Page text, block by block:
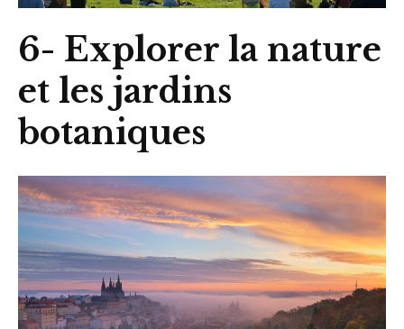
6- Explorer la nature
et les jardins
botaniques